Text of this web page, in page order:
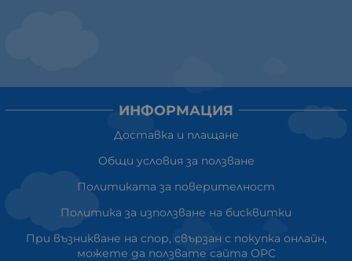
ИНФОРМАЦИЯ
Доставка и плащане
Общи условия за ползване
Политиката за поверителност
Политика за използване на бисквитки
При възникване на спор, свързан с покупка онлайн,
можете да ползвате сайта ОРС